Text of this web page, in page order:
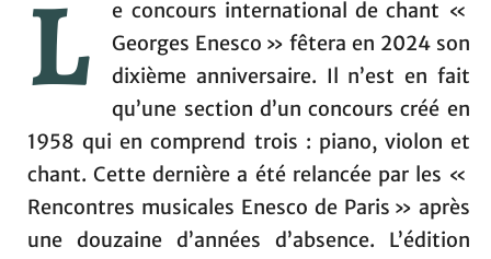
L
e concours international de chant «
Georges Enesco » fêtera en 2024 son
dixième anniversaire. Il n’est en fait
qu’une section d’un concours créé en
1958 qui en comprend trois : piano, violon et
chant. Cette dernière a été relancée par les «
Rencontres musicales Enesco de Paris » après
une douzaine d’années d’absence. L’édition